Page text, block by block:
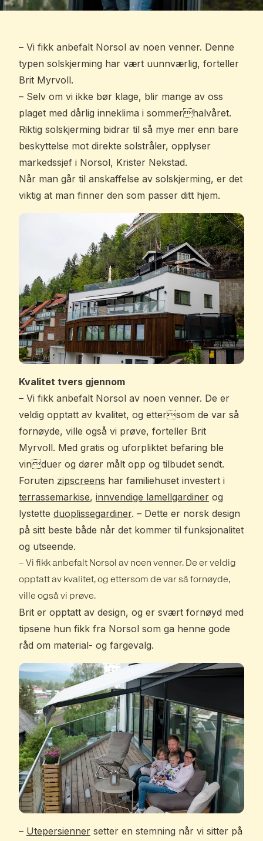
– Vi fikk anbefalt Norsol av noen venner. Denne
typen solskjerming har vært uunnværlig, forteller
Brit Myrvoll.
– Selv om vi ikke bør klage, blir mange av oss
plaget med dårlig inneklima i sommerhalvåret.
Riktig solskjerming bidrar til så mye mer enn bare
beskyttelse mot direkte solstråler, opplyser
markedssjef i Norsol, Krister Nekstad.
Når man går til anskaffelse av solskjerming, er det
viktig at man finner den som passer ditt hjem.
Kvalitet tvers gjennom
– Vi fikk anbefalt Norsol av noen venner. De er
veldig opptatt av kvalitet, og ettersom de var så
fornøyde, ville også vi prøve, forteller Brit
Myrvoll. Med gratis og uforpliktet befaring ble
vinduer og dører målt opp og tilbudet sendt.
Foruten zipscreens har familiehuset investert i
terrassemarkise, innvendige lamellgardiner og
lystette duoplissegardiner. – Dette er norsk design
på sitt beste både når det kommer til funksjonalitet
og utseende.
– Vi fikk anbefalt Norsol av noen venner. De er veldig
opptatt av kvalitet, og ettersom de var så fornøyde,
ville også vi prøve.
Brit er opptatt av design, og er svært fornøyd med
tipsene hun fikk fra Norsol som ga henne gode
råd om material- og fargevalg.
– Utepersienner setter en stemning når vi sitter på